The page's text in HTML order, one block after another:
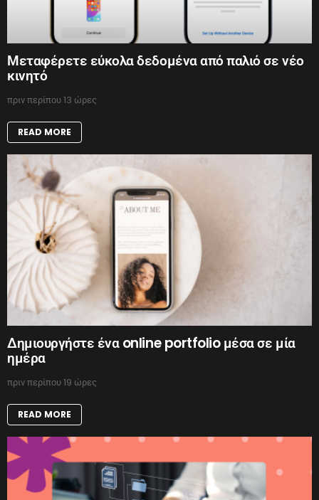
Μεταφέρετε εύκολα δεδομένα από παλιό σε νέο
κινητό
πριν περίπου 13 ώρες
READ MORE
Δημιουργήστε ένα online portfolio μέσα σε μία
ημέρα
πριν περίπου 19 ώρες
READ MORE